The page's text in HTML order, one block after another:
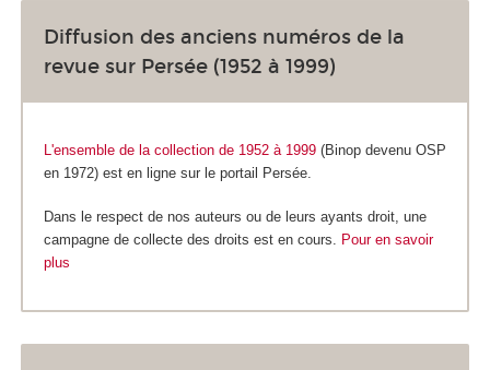
Diffusion des anciens numéros de la
revue sur Persée (1952 à 1999)
L'ensemble de la collection de 1952 à 1999 (Binop devenu OSP
en 1972) est en ligne sur le portail Persée.
Dans le respect de nos auteurs ou de leurs ayants droit, une
campagne de collecte des droits est en cours. Pour en savoir
plus